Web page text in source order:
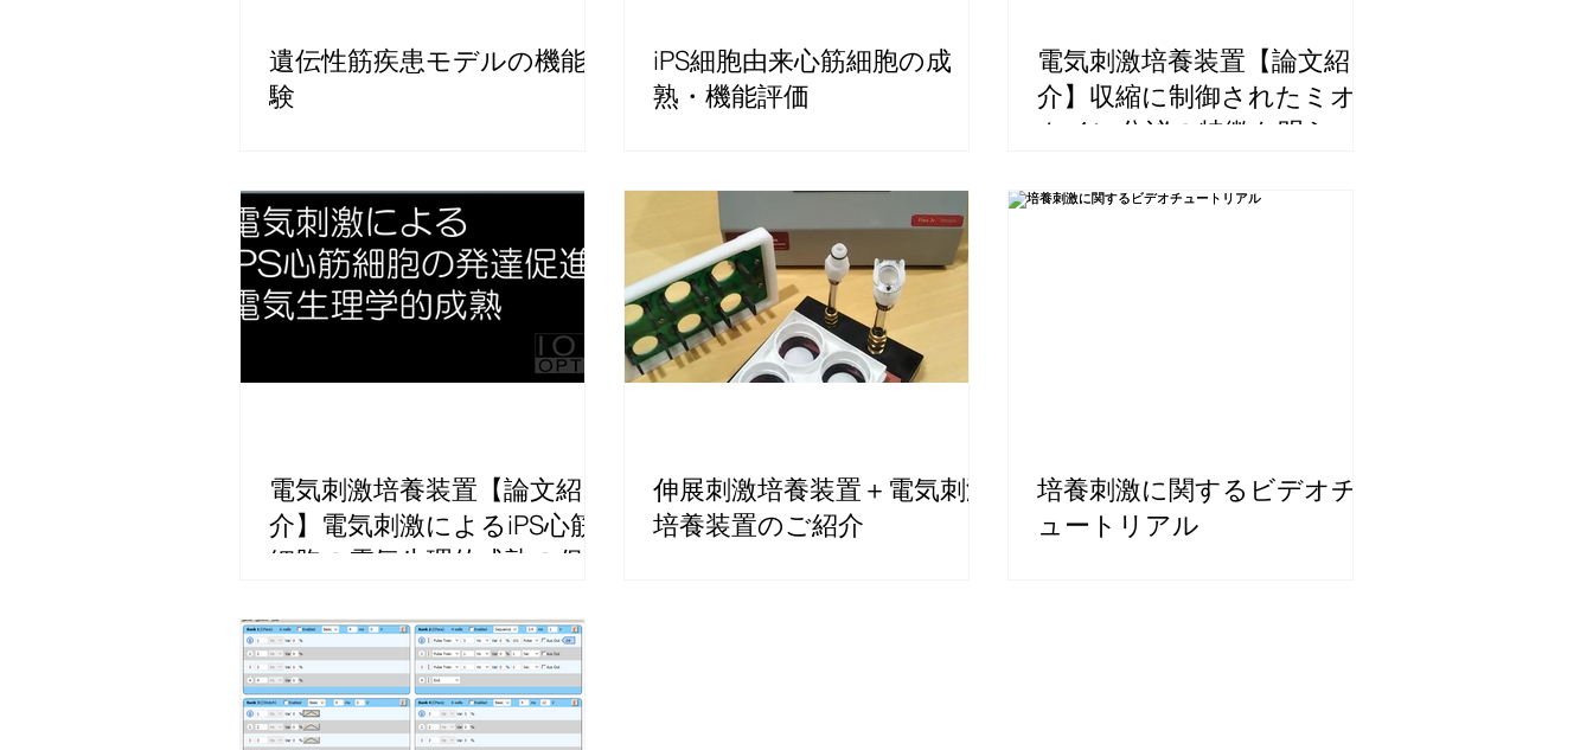
遺伝性筋疾患モデルの機能試
験
iPS細胞由来心筋細胞の成
熟・機能評価
電気刺激培養装置【論文紹
介】収縮に制御されたミオ
カイン分泌の特徴を明らか
電気刺激培養装置【論文紹
介】電気刺激によるiPS心筋
細胞の電気生理的成熟の促進
伸展刺激培養装置＋電気刺激
培養装置のご紹介
培養刺激に関するビデオチ
ュートリアル